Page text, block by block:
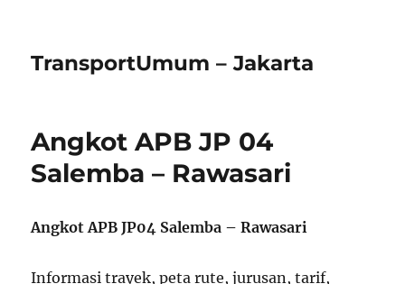
TransportUmum – Jakarta
Angkot APB JP 04
Salemba – Rawasari
Angkot APB JP04 Salemba – Rawasari
Informasi trayek, peta rute, jurusan, tarif,